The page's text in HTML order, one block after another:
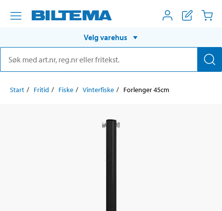
Velg varehus
Start Fritid Fiske Vinterfiske Forlenger 45cm